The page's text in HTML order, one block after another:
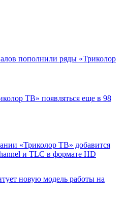
пополнили ряды «Триколор
ТВ» появляться еще в 98
«Триколор ТВ» добавится
и TLC в формате HD
новую модель работы на